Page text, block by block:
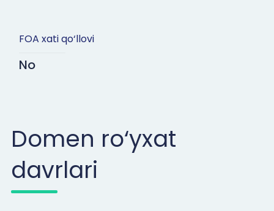
FOA xati qo‘llovi
No
Domen ro‘yxat
davrlari